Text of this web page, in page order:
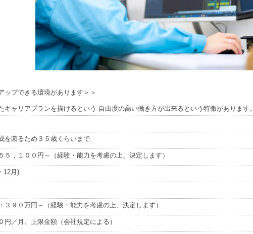
ップできる環境があります＞＞
キャリアプランを描けるという 自由度の高い働き方が出来るという特徴があります。
を図るため３５歳くらいまで
５，１００円～（経験・能力を考慮の上、決定します）
12月)
３９０万円～（経験・能力を考慮の上、決定します）
円／月、上限金額（会社規定による）